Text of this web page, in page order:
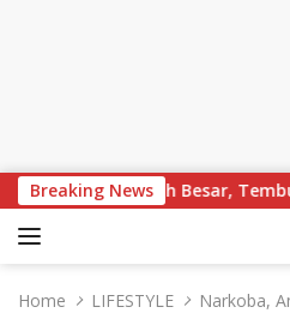
Breaking News
Layar Lebih Besar, Tembus
Home LIFESTYLE
Narkoba,